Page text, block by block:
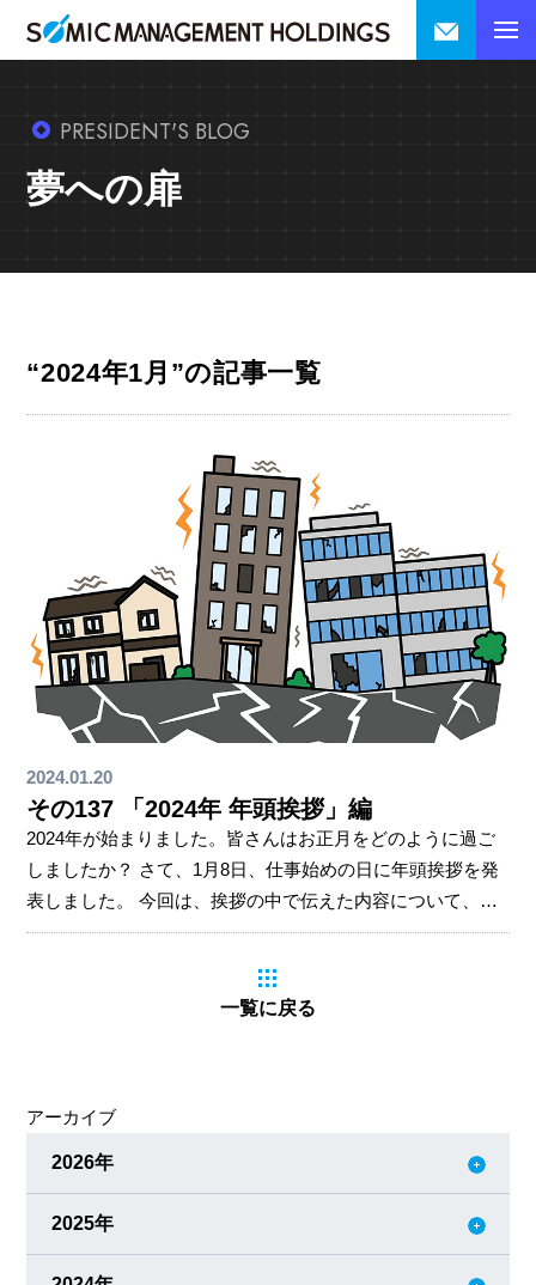
PRESIDENT'S BLOG
夢への扉
“2024年1月”の記事一覧
2024.01.20
その137 「2024年 年頭挨拶」編
2024年が始まりました。皆さんはお正月をどのように過ご
しましたか？ さて、1月8日、仕事始めの日に年頭挨拶を発
表しました。 今回は、挨拶の中で伝えた内容について、ま
とめてみました。 年頭挨拶の動画内では伝えきれなかった
地球温暖化やウクライナ戦争など、さまざまな問題…予測
成長」とは何か、考えてみてください。 自分なりの成長の
形を思い描い、実現するためのプロセスへつな
一覧に戻る
アーカイブ
2026年
2025年